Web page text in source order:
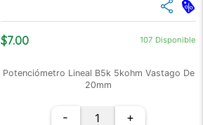
$7.00 107 Disponible
Potenciómetro Lineal B5k 5kohm Vastago De
20mm
- +